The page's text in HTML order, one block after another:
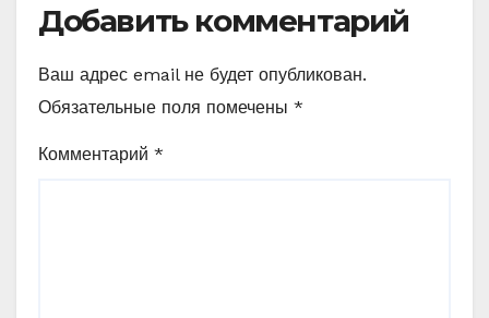
Добавить комментарий
Ваш адрес email не будет опубликован.
Обязательные поля помечены *
Комментарий *